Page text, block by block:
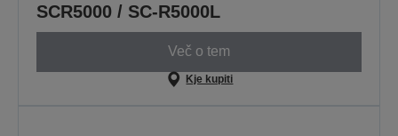
SCR5000 / SC-R5000L
Več o tem
Kje kupiti